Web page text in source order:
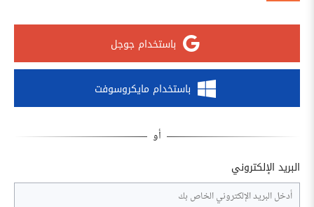
باستخدام جوجل
باستخدام مايكروسوفت
البريد الإلكتروني